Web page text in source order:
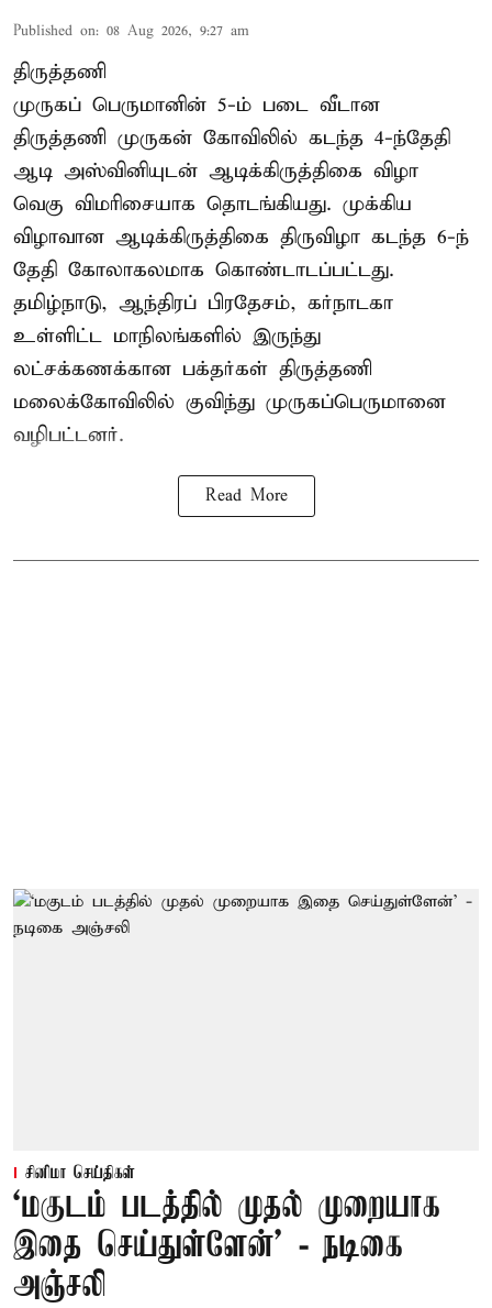
Published on: 08 Aug 2026, 9:27 am
திருத்தணி
முருகப் பெருமானின் 5-ம் படை வீடான
திருத்தணி முருகன் கோவிலில் கடந்த 4-ந்தேதி
ஆடி அஸ்வினியுடன் ஆடிக்கிருத்திகை விழா
வெகு விமரிசையாக தொடங்கியது. முக்கிய
விழாவான ஆடிக்கிருத்திகை திருவிழா கடந்த 6-ந்
தேதி கோலாகலமாக கொண்டாடப்பட்டது.
தமிழ்நாடு, ஆந்திரப் பிரதேசம், கர்நாடகா
உள்ளிட்ட மாநிலங்களில் இருந்து
லட்சக்கணக்கான பக்தர்கள் திருத்தணி
மலைக்கோவிலில் குவிந்து முருகப்பெருமானை
வழிபட்டனர்.
Read More
சினிமா செய்திகள்
‘மகுடம் படத்தில் முதல் முறையாக
இதை செய்துள்ளேன்’ - நடிகை
அஞ்சலி